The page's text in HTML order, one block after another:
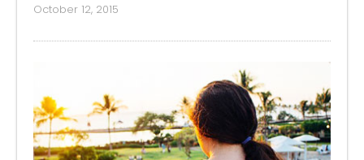
October 12, 2015